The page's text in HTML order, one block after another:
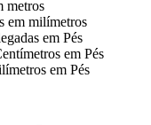
metros
em milímetros
em Pés
em Pés
em Pés